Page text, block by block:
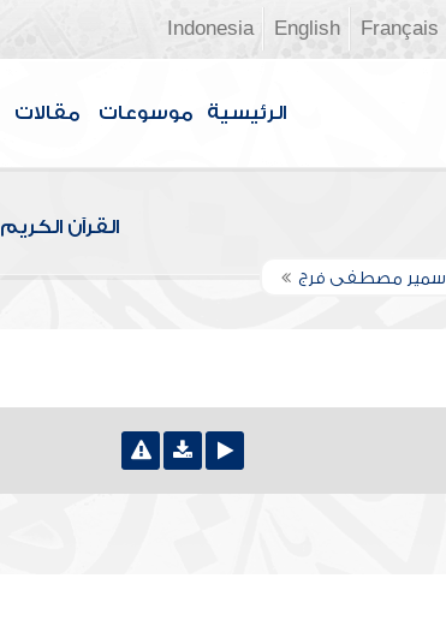
Français
English
Indonesia
الرئيسية موسوعات مقالات
القرآن الكريم
سمير مصطفى فرج